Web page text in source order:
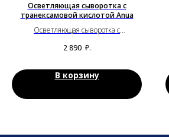
Осветляющая сыворотка с
транексамовой кислотой Anua
Осветляющая сыворотка с
2 890 ₽.
В корзину